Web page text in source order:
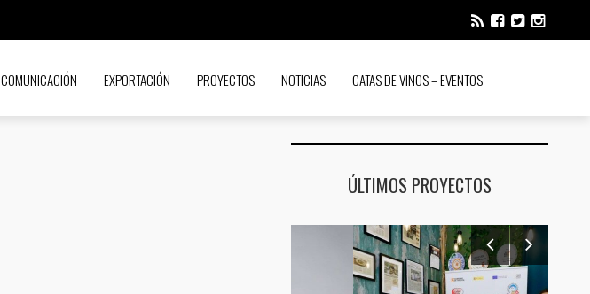
COMUNICACIÓN EXPORTACIÓN PROYECTOS NOTICIAS CATAS DE VINOS – EVENTOS
ÚLTIMOS PROYECTOS